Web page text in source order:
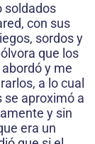
soldados
con sus
sordos y
que los
y me
a lo cual
se aproximó a
y sin
era un